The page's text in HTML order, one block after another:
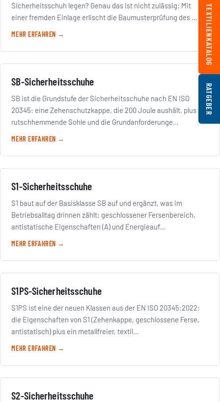
TEXTILIENKATALOG
RATGEBER
Sicherheitsschuh legen? Genau das ist nicht zulässig: Mit
einer fremden Einlage erlischt die Baumusterprüfung des …
MEHR ERFAHREN →
SB-Sicherheitsschuhe
SB ist die Grundstufe der Sicherheitsschuhe nach EN ISO
20345: eine Zehenschutzkappe, die 200 Joule aushält, plus
rutschhemmende Sohle und die Grundanforderunge…
MEHR ERFAHREN →
S1-Sicherheitsschuhe
S1 baut auf der Basisklasse SB auf und ergänzt, was im
Betriebsalltag drinnen zählt: geschlossener Fersenbereich,
antistatische Eigenschaften (A) und Energieauf…
MEHR ERFAHREN →
S1PS-Sicherheitsschuhe
S1PS ist eine der neuen Klassen aus der EN ISO 20345:2022:
die Eigenschaften von S1 (Zehenkappe, geschlossene Ferse,
antistatisch) plus ein metallfreier, textil…
MEHR ERFAHREN →
S2-Sicherheitsschuhe